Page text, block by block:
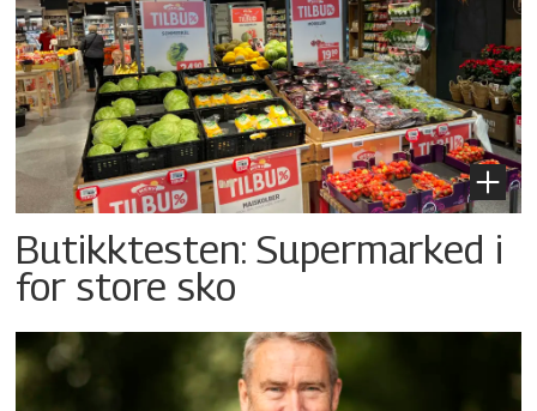
Butikktesten: Supermarked i
for store sko